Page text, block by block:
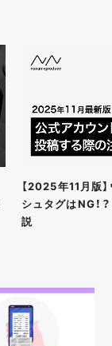
【2025年11月版
シュタグはNG！
説